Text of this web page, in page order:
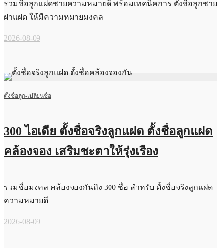
รวมชื่อลูกแฝดชายความหมายดี พร้อมเทคนิคการ ตั้งชื่อลูกชาย
ฝาแฝด ให้มีความหมายมงคล
2026-08-09
ตั้งชื่อลูก-เปลี่ยนชื่อ
300 ไอเดีย ตั้งชื่อจริงลูกแฝด ตั้งชื่อลูกแฝด
คล้องจอง เสริมชะตาให้รุ่งเรือง
รวมชื่อมงคล คล้องจองกันถึง 300 ชื่อ สำหรับ ตั้งชื่อจริงลูกแฝด
ความหมายดี
2026-08-09